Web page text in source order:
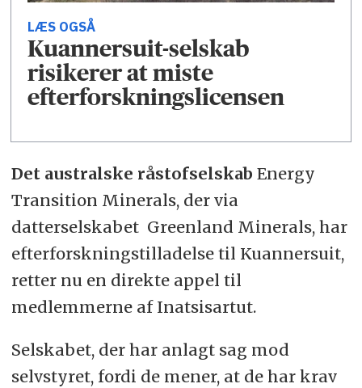
LÆS OGSÅ
Kuannersuit-selskab
risikerer at miste
efterforskningslicensen
Det australske råstofselskab Energy
Transition Minerals, der via
datterselskabet Greenland Minerals, har
efterforskningstilladelse til Kuannersuit,
retter nu en direkte appel til
medlemmerne af Inatsisartut.
Selskabet, der har anlagt sag mod
selvstyret, fordi de mener, at de har krav